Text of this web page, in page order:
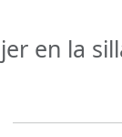
en la